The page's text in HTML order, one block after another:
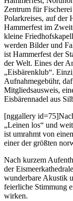
Zentrum für
Polarkreises, auf der
Hammerfest im
kleine
werden Bilder und
ist Hammerfest der
der Welt. Eines der
„Eisbärenklub“.
Aufnahmegebühr,
Mitgliedsausweis,
Eisbärennadel aus
[nggallery
„Leinen los“ und
ist umrahmt von
einer der größten
Nach kurzem
der
wunderbare Akustik
feierliche Stimmung
wirken.